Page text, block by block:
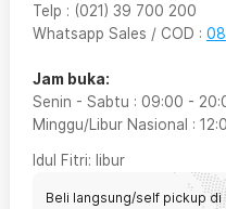
Telp : (021) 39 700 200
Whatsapp Sales / COD :
Jam buka:
Senin - Sabtu : 09:00 -
Minggu/Libur Nasional :
Idul Fitri: libur
Beli langsung/self pickup di